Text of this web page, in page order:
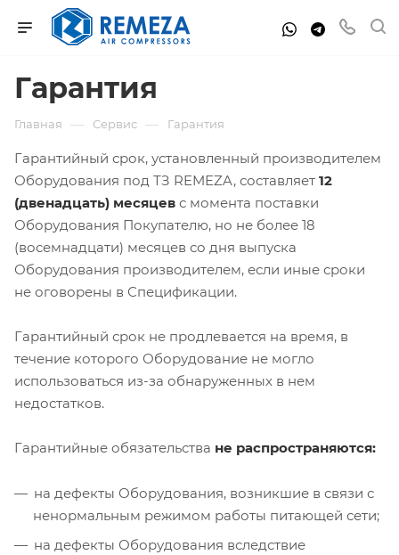
Гарантия
Главная — Сервис — Гарантия
Гарантийный срок, установленный производителем
Оборудования под ТЗ REMEZA, составляет 12
(двенадцать) месяцев с момента поставки
Оборудования Покупателю, но не более 18
(восемнадцати) месяцев со дня выпуска
Оборудования производителем, если иные сроки
не оговорены в Спецификации.
Гарантийный срок не продлевается на время, в
течение которого Оборудование не могло
использоваться из-за обнаруженных в нем
недостатков.
Гарантийные обязательства не распространяются:
на дефекты Оборудования, возникшие в связи с
ненормальным режимом работы питающей сети;
на дефекты Оборудования вследствие